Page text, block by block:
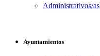
Administrativos/as
Ayuntamientos